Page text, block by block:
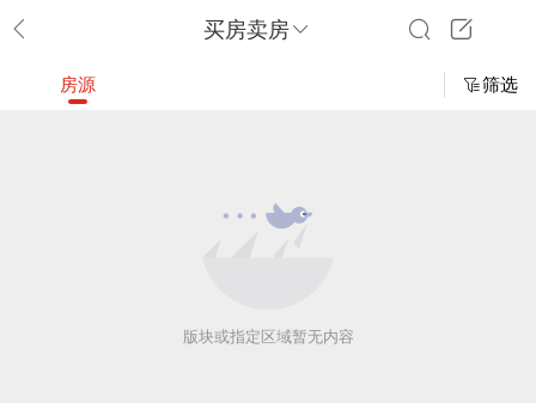
买房卖房
房源 筛选
版块或指定区域暂无内容